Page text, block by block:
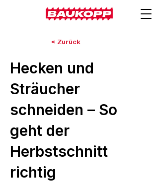
< Zurück
Hecken und
Sträucher
schneiden – So
geht der
Herbstschnitt
richtig